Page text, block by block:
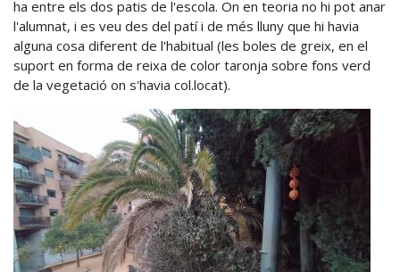
ha entre els dos patis de l'escola. On en teoria no hi pot anar
l'alumnat, i es veu des del patí i de més lluny que hi havia
alguna cosa diferent de l'habitual (les boles de greix, en el
suport en forma de reixa de color taronja sobre fons verd
de la vegetació on s'havia col.locat).